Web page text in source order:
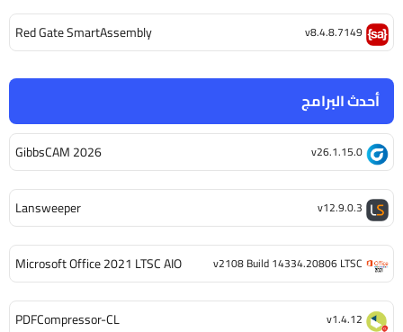
أحدث البرامج
GibbsCAM 2026 v26.1.15.0
Lansweeper v12.9.0.3
Microsoft Office 2021 LTSC AIO v2108 Build 14334.20806 LTSC
PDFCompressor-CL v1.4.12
Red Gate SmartAssembly v8.4.8.7149